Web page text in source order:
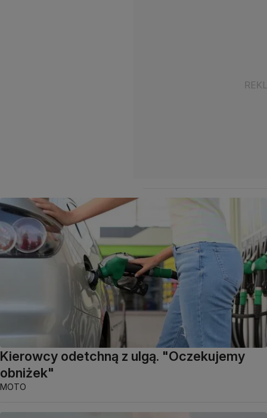
Kierowcy odetchną z ulgą. "Oczekujemy
obniżek"
MOTO